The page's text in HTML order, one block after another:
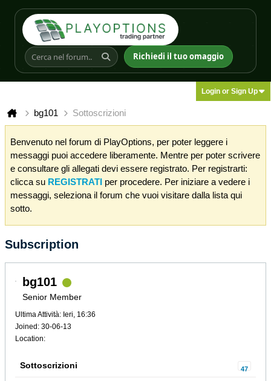
Richiedi il tuo omaggio
Login or Sign Up
bg101 Sottoscrizioni
Benvenuto nel forum di PlayOptions, per poter leggere i
messaggi puoi accedere liberamente. Mentre per poter scrivere
e consultare gli allegati devi essere registrato. Per registrarti:
clicca su REGISTRATI per procedere. Per iniziare a vedere i
messaggi, seleziona il forum che vuoi visitare dalla lista qui
sotto.
Subscription
bg101
Senior Member
Ultima Attività: Ieri, 16:36
Joined: 30-06-13
Location:
Sottoscrizioni 47